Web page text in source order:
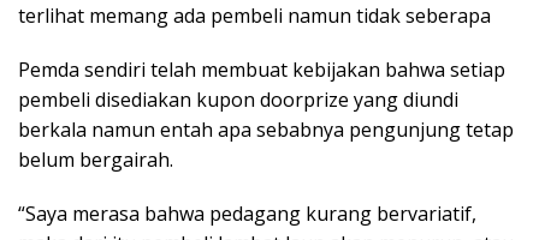
terlihat memang ada pembeli namun tidak seberapa
Pemda sendiri telah membuat kebijakan bahwa setiap
pembeli disediakan kupon doorprize yang diundi
berkala namun entah apa sebabnya pengunjung tetap
belum bergairah.
“Saya merasa bahwa pedagang kurang bervariatif,